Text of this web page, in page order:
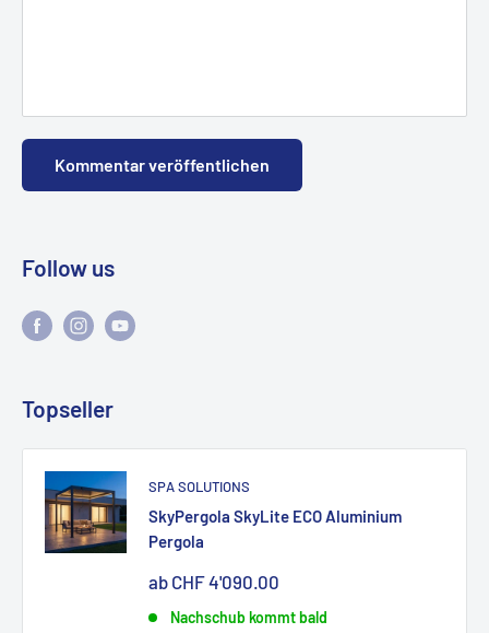
Kommentar veröffentlichen
Follow us
Topseller
SPA SOLUTIONS
SkyPergola SkyLite ECO Aluminium
Pergola
Sonderpreis
ab CHF 4'090.00
Nachschub kommt bald